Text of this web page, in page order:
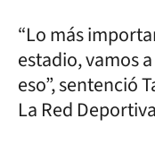
“Lo más
estadio, vamos
eso”, sentenció
La Red